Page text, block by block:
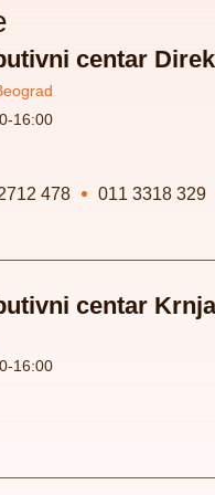
centar
16:00
478 011 3318 329
centar
16:00